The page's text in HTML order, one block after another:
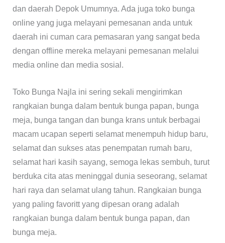
dan daerah Depok Umumnya. Ada juga toko bunga
online yang juga melayani pemesanan anda untuk
daerah ini cuman cara pemasaran yang sangat beda
dengan offline mereka melayani pemesanan melalui
media online dan media sosial.
Toko Bunga Najla ini sering sekali mengirimkan
rangkaian bunga dalam bentuk bunga papan, bunga
meja, bunga tangan dan bunga krans untuk berbagai
macam ucapan seperti selamat menempuh hidup baru,
selamat dan sukses atas penempatan rumah baru,
selamat hari kasih sayang, semoga lekas sembuh, turut
berduka cita atas meninggal dunia seseorang, selamat
hari raya dan selamat ulang tahun. Rangkaian bunga
yang paling favoritt yang dipesan orang adalah
rangkaian bunga dalam bentuk bunga papan, dan
bunga meja.